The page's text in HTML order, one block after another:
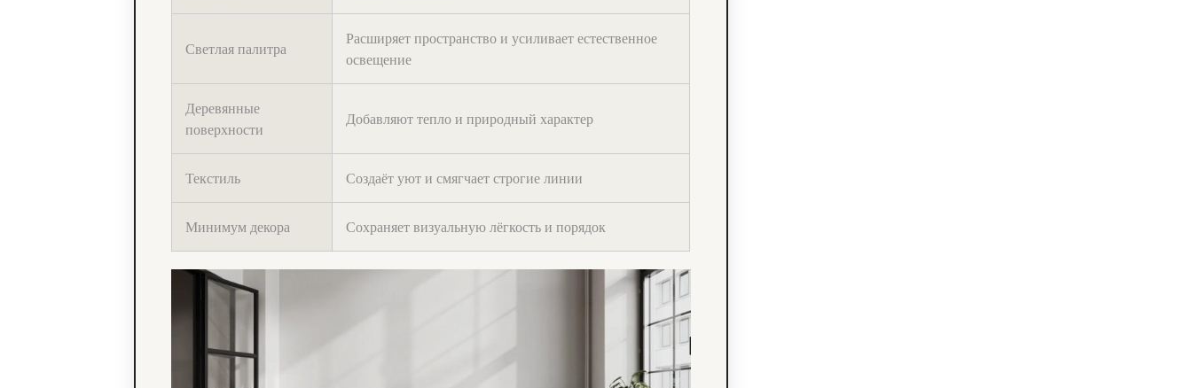
Светлая палитра
Расширяет пространство и усиливает естественное
освещение
Деревянные
поверхности
Добавляют тепло и природный характер
Текстиль Создаёт уют и смягчает строгие линии
Минимум декора Сохраняет визуальную лёгкость и порядок